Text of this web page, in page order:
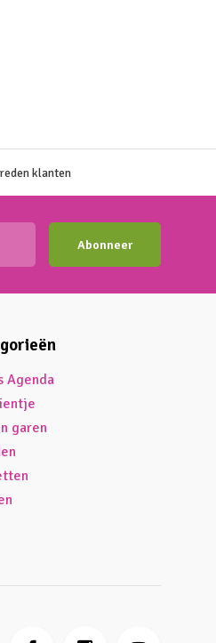
klanten
Abonneer
Agenda
garen